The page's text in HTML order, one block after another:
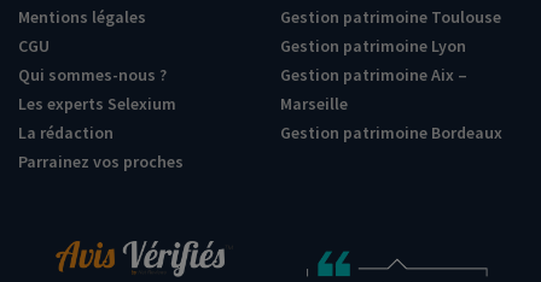
Mentions légales
CGU
Qui sommes-nous ?
Les experts Selexium
La rédaction
Parrainez vos proches
Gestion patrimoine Toulouse
Gestion patrimoine Lyon
Gestion patrimoine Aix –
Marseille
Gestion patrimoine Bordeaux